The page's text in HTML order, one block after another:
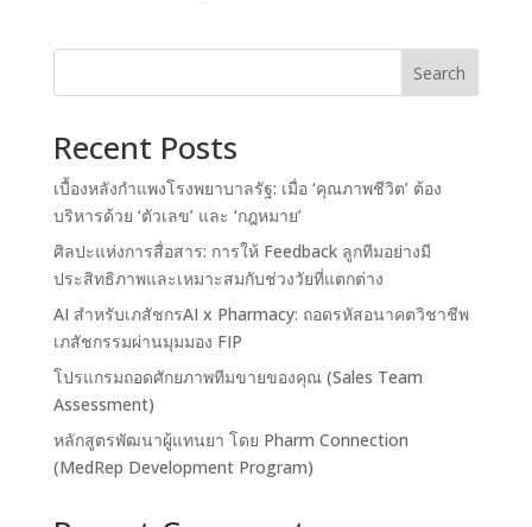
Search
Recent Posts
เบื้องหลังกำแพงโรงพยาบาลรัฐ: เมื่อ ‘คุณภาพชีวิต’ ต้อง
บริหารด้วย ‘ตัวเลข’ และ ‘กฎหมาย’
ศิลปะแห่งการสื่อสาร: การให้ Feedback ลูกทีมอย่างมี
ประสิทธิภาพและเหมาะสมกับช่วงวัยที่แตกต่าง
AI สำหรับเภสัชกรAI x Pharmacy: ถอดรหัสอนาคตวิชาชีพ
เภสัชกรรมผ่านมุมมอง FIP
โปรแกรมถอดศักยภาพทีมขายของคุณ (Sales Team
Assessment)
หลักสูตรพัฒนาผู้แทนยา โดย Pharm Connection
(MedRep Development Program)